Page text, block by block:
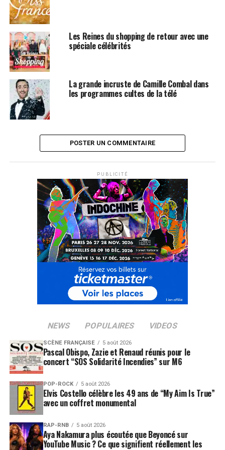
Les Reines du shopping de retour avec une
spéciale célébrités
La grande incruste de Camille Combal dans
les programmes cultes de la télé
POSTER UN COMMENTAIRE
PUBLICITÉ
NEWS POPULAIRES VIDEOS
SCÈNE FRANÇAISE 5 août 2026
Pascal Obispo, Zazie et Renaud réunis pour le
concert “SOS Solidarité Incendies” sur M6
POP-ROCK 5 août 2026
Elvis Costello célèbre les 49 ans de “My Aim Is True”
avec un coffret monumental
RAP-RNB 5 août 2026
Aya Nakamura plus écoutée que Beyoncé sur
YouTube Music ? Ce que signifient réellement les